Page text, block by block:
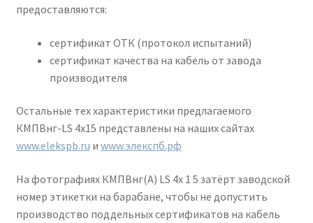
предоставляются:
сертификат ОТК (протокол испытаний)
сертификат качества на кабель от завода
производителя
Остальные тех характеристики предлагаемого
КМПВнг-LS 4х15 представлены на наших сайтах
www.elekspb.ru и www.элекспб.рф
На фотографиях КМПВнг(А) LS 4х 1 5 затёрт заводской
номер этикетки на барабане, чтобы не допустить
производство поддельных сертификатов на кабель